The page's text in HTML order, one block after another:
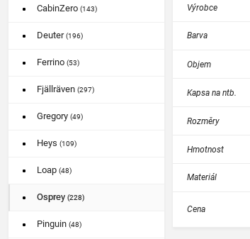
CabinZero (143)
Deuter(196)
Ferrino (53)
Fjällräven (297)
Gregory (49)
Heys (109)
Loap (48)
Osprey (228)
Pinguin (48)
Výrobce
Barva
Objem
Kapsa na ntb.
Rozměry
Hmotnost
Materiál
Cena